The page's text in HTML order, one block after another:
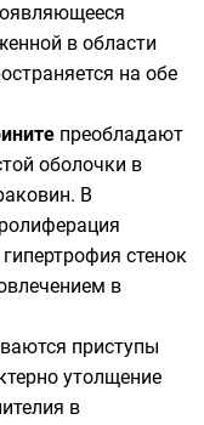
в области
на обе
преобладают
оболочки в
В
стенок
в
приступы
утолщение
в